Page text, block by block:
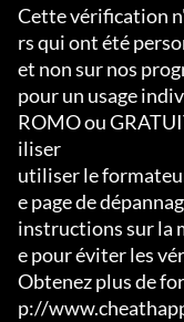
Cette vérification
rs qui ont été
et non sur nos
pour un usage
ROMO ou
iliser
utiliser le
e page de
instructions sur la
e pour éviter les
Obtenez plus de
p://